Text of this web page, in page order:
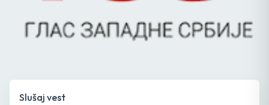
Slušaj vest